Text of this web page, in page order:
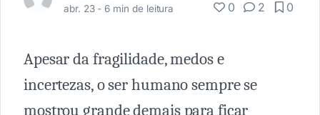
abr. 23 -6 min de leitura 0 2 0
Apesar da fragilidade, medos e
incertezas, o ser humano sempre se
mostrou grande demais para ficar